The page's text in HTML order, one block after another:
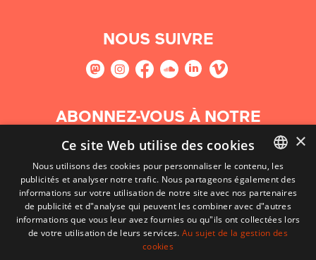
NOUS SUIVRE
ABONNEZ-VOUS À NOTRE
NEWSLETTER
S'abonner
BASQUE
FRENCH
×
Ce site Web utilise des cookies
Nous utilisons des cookies pour personnaliser le contenu, les
publicités et analyser notre trafic. Nous partageons également des
informations sur votre utilisation de notre site avec nos partenaires
de publicité et d"analyse qui peuvent les combiner avec d"autres
informations que vous leur avez fournies ou qu"ils ont collectées lors
de votre utilisation de leurs services.Au sujet de la gestion des
cookies